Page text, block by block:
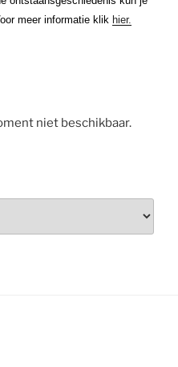
meer informatie klik hier.
niet beschikbaar.